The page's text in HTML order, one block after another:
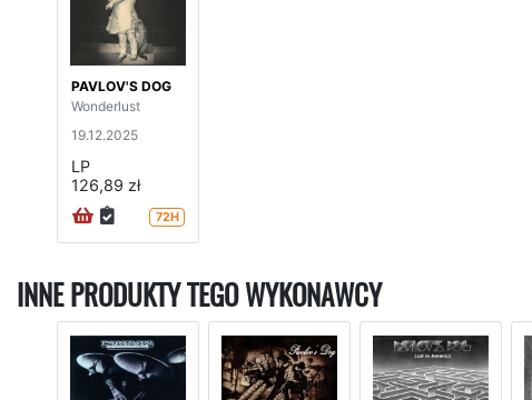
PAVLOV'S DOG
Wonderlust
19.12.2025
LP
126,89 zł
72H
INNE PRODUKTY TEGO WYKONAWCY